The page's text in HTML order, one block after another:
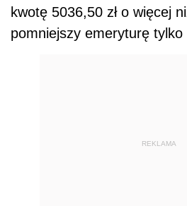
kwotę 5036,50 zł o więcej
pomniejszy emeryturę tylko
REKLAMA